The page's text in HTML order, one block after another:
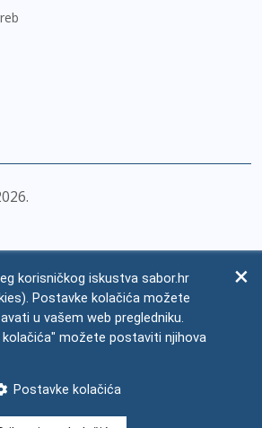
korisničkog iskustva sabor.hr
Postavke kolačića možete
u vašem web pregledniku.
možete postaviti njihova
Postavke kolačića